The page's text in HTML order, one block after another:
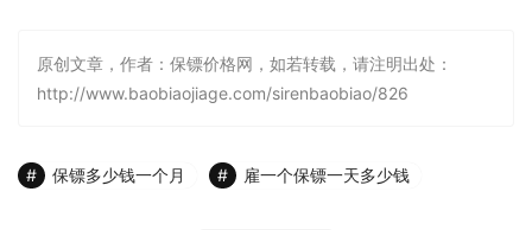
原创文章，作者：保镖价格网，如若转载，请注明出处：
http://www.baobiaojiage.com/sirenbaobiao/826
保镖多少钱一个月 雇一个保镖一天多少钱